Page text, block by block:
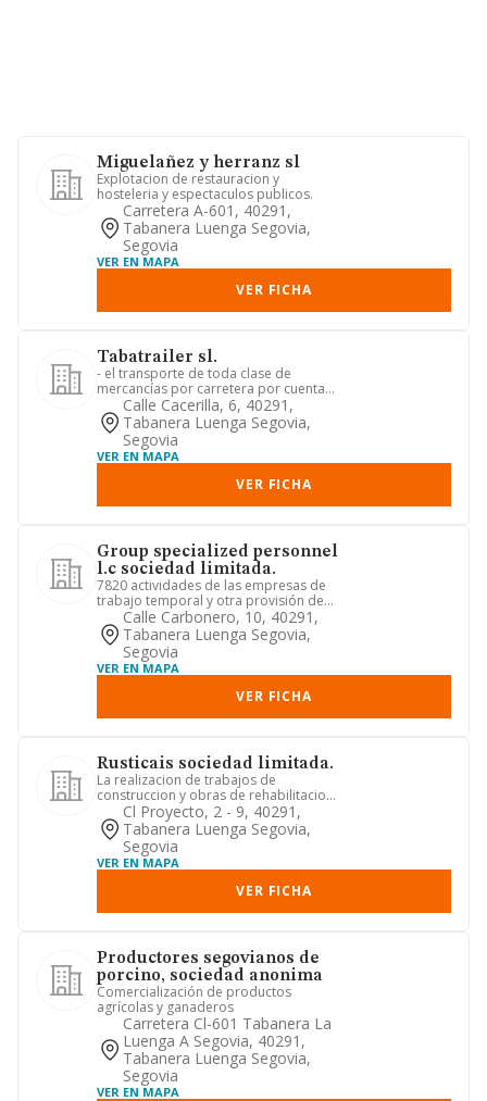
Miguelañez y herranz sl
Explotacion de restauracion y
hosteleria y espectaculos publicos.
Carretera A-601, 40291,
Tabanera Luenga Segovia,
Segovia
VER EN MAPA
VER FICHA
Tabatrailer sl.
- el transporte de toda clase de
mercancías por carretera por cuenta
propia o ajena, en todo tipo d...
Calle Cacerilla, 6, 40291,
Tabanera Luenga Segovia,
Segovia
VER EN MAPA
VER FICHA
Group specialized personnel
l.c sociedad limitada.
7820 actividades de las empresas de
trabajo temporal y otra provisión de
recursos humanos
Calle Carbonero, 10, 40291,
Tabanera Luenga Segovia,
Segovia
VER EN MAPA
VER FICHA
Rusticais sociedad limitada.
La realizacion de trabajos de
construccion y obras de rehabilitacion
de toda clase de edificaciones...
Cl Proyecto, 2 - 9, 40291,
Tabanera Luenga Segovia,
Segovia
VER EN MAPA
VER FICHA
Productores segovianos de
porcino, sociedad anonima
Comercialización de productos
agrícolas y ganaderos
Carretera Cl-601 Tabanera La
Luenga A Segovia, 40291,
Tabanera Luenga Segovia,
Segovia
VER EN MAPA